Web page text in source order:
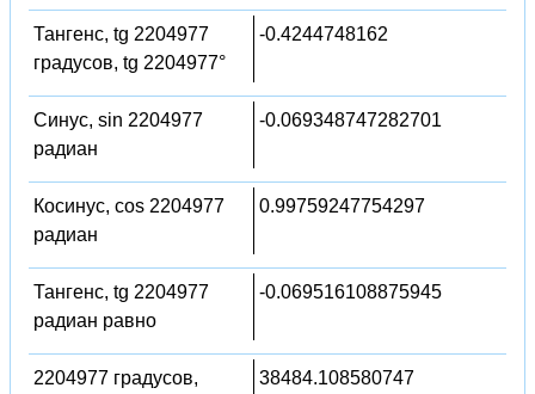
Тангенс, tg 2204977
градусов, tg 2204977°
-0.4244748162
Синус, sin 2204977
радиан
-0.069348747282701
Косинус, cos 2204977
радиан
0.99759247754297
Тангенс, tg 2204977
радиан равно
-0.069516108875945
2204977 градусов,
38484.108580747